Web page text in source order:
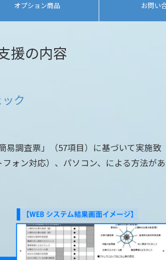
オプション商品 お問い
援の内容
ク
易調査票」（57項目）に基づいて実施致
ォン対応）、パソコン、による方法があ